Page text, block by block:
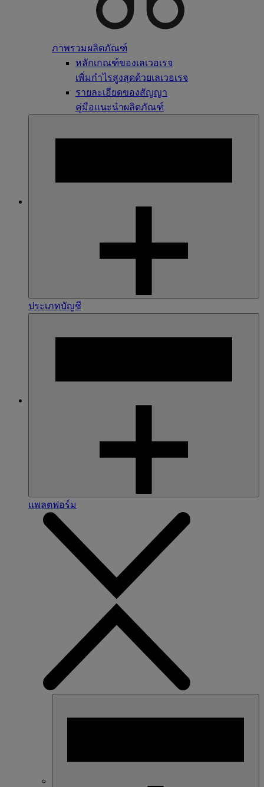
ภาพรวมผลิตภัณฑ์
หลักเกณฑ์ของเลเวอเรจ
เพิ่มกำไรสูงสุดด้วยเลเวอเรจ
รายละเอียดของสัญญา
คู่มือแนะนำผลิตภัณฑ์
ประเภทบัญชี
แพลตฟอร์ม